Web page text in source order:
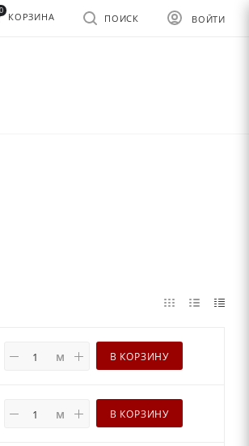
ВОЙТИ
ПОИСК
0
КОРЗИНА
м В КОРЗИНУ
м В КОРЗИНУ